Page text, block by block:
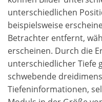
unterschiedlichen
beispielsweise
Betrachter entfernt,
erscheinen. Durch die
unterschiedlicher Tiefe
schwebende
Tiefeninformationen,